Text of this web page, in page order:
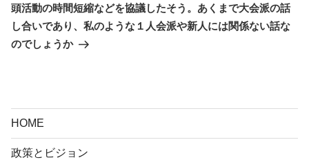
ョ
ン
投
稿
頭活動の時間短縮などを協議したそう。あくまで大会派の話
し合いであり、私のような１人会派や新人には関係ない話な
のでしょうか
HOME
政策とビジョン